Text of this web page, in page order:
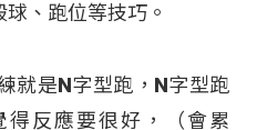
、跑位等技巧。
就是N字型跑，N字型跑
反應要很好，（會累